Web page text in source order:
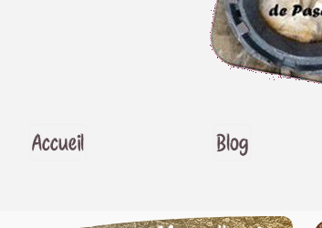
Accueil Blog